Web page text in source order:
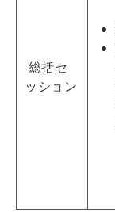
総括セ
ッション